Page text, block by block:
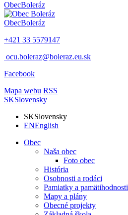
ObecBoleráz
ObecBoleráz
+421 33 5579147
ocu.boleraz@boleraz.eu.sk
Facebook
Mapa webu RSS
SKSlovensky
SKSlovensky
ENEnglish
Obec
Naša obec
Foto obec
História
Osobnosti a rodáci
Pamiatky a pamätihodnosti
Mapy a plány
Obecné projekty